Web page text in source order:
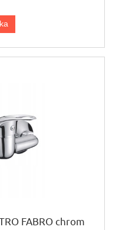
FABRO chrom